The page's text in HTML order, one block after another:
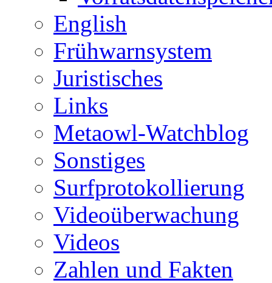
English
Frühwarnsystem
Juristisches
Links
Metaowl-Watchblog
Sonstiges
Surfprotokollierung
Videoüberwachung
Videos
Zahlen und Fakten